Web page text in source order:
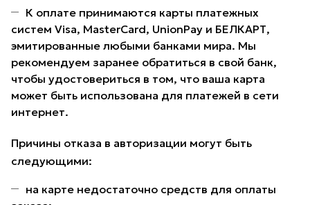
К оплате принимаются карты платежных
систем Visa, MasterCard, UnionPay и БЕЛКАРТ,
эмитированные любыми банками мира. Мы
рекомендуем заранее обратиться в свой банк,
чтобы удостовериться в том, что ваша карта
может быть использована для платежей в сети
интернет.
Причины отказа в авторизации могут быть
следующими:
на карте недостаточно средств для оплаты